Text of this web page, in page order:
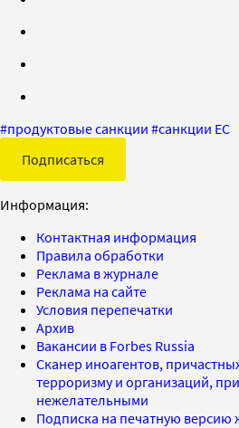
#продуктовые санкции #санкции ЕС
Подписаться
Информация:
Контактная информация
Правила обработки
Реклама в журнале
Реклама на сайте
Условия перепечатки
Архив
Вакансии в Forbes Russia
Сканер иноагентов,
терроризму и организаций,
нежелательными
Подписка на печатную версию